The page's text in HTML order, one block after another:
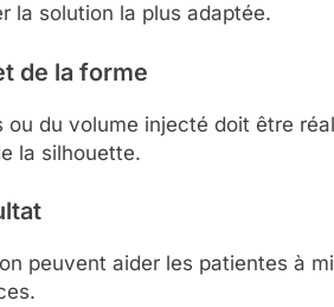
la solution la plus adaptée.
de la forme
ou du volume injecté doit être
la silhouette.
peuvent aider les patientes à